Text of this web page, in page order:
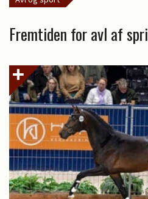
Fremtiden for avl af